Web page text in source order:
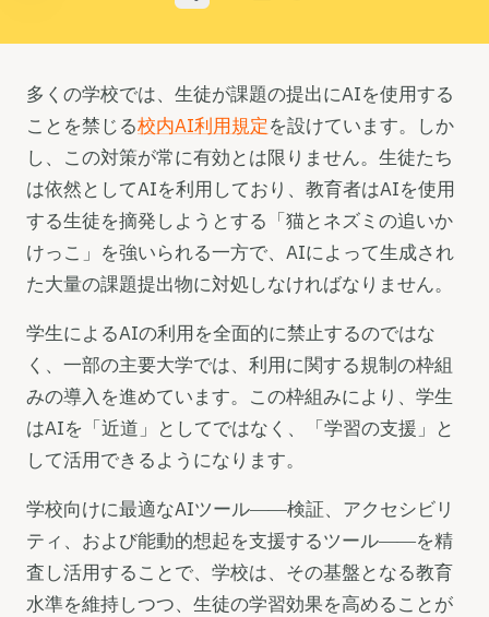
営業部へのお問い合わせ
ログイン
無料でお試しください
多くの学校では、生徒が課題の提出にAIを使用する
ことを禁じる校内AI利用規定を設けています。しか
し、この対策が常に有効とは限りません。生徒たち
は依然としてAIを利用しており、教育者はAIを使用
する生徒を摘発しようとする「猫とネズミの追いか
けっこ」を強いられる一方で、AIによって生成され
た大量の課題提出物に対処しなければなりません。
学生によるAIの利用を全面的に禁止するのではな
く、一部の主要大学では、利用に関する規制の枠組
みの導入を進めています。この枠組みにより、学生
はAIを「近道」としてではなく、「学習の支援」と
して活用できるようになります。
学校向けに最適なAIツール――検証、アクセシビリ
ティ、および能動的想起を支援するツール――を精
査し活用することで、学校は、その基盤となる教育
水準を維持しつつ、生徒の学習効果を高めることが